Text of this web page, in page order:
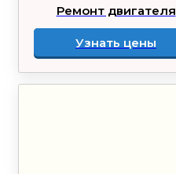
Ремонт двигателя
Узнать цены